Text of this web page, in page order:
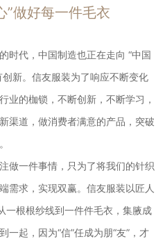
”做好每一件毛衣
时代，中国制造也正在走向 “中国
新。信友服装为了响应不断变化
业的枷锁，不断创新，不断学习，
渠道，做消费者满意的产品，突破
做一件事情，只为了将我们的针织
需求，实现双赢。信友服装以匠人
一根根纱线到一件件毛衣，集腋成
一起，因为“信”任成为朋“友”，才